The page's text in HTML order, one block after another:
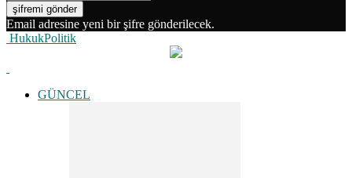
Email adresine yeni bir şifre gönderilecek.
HukukPolitik
GÜNCEL